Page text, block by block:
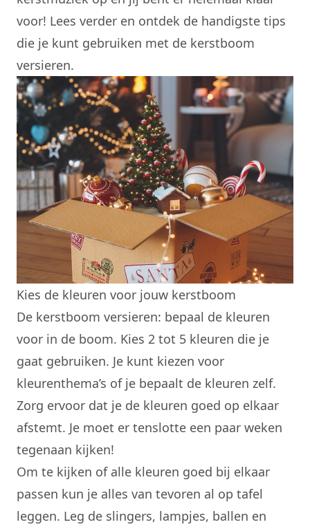
voor! Lees verder en ontdek de handigste tips
die je kunt gebruiken met de kerstboom
versieren.
Kies de kleuren voor jouw kerstboom
De kerstboom versieren: bepaal de kleuren
voor in de boom. Kies 2 tot 5 kleuren die je
gaat gebruiken. Je kunt kiezen voor
kleurenthema’s of je bepaalt de kleuren zelf.
Zorg ervoor dat je de kleuren goed op elkaar
afstemt. Je moet er tenslotte een paar weken
tegenaan kijken!
Om te kijken of alle kleuren goed bij elkaar
passen kun je alles van tevoren al op tafel
leggen. Leg de slingers, lampjes, ballen en